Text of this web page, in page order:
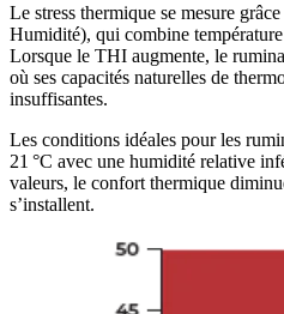
Le stress thermique se mesure
Humidité), qui combine
Lorsque le THI augmente, le
où ses capacités naturelles de
insuffisantes.
Les conditions idéales pour les
21 °C avec une humidité relative
valeurs, le confort thermique
s’installent.